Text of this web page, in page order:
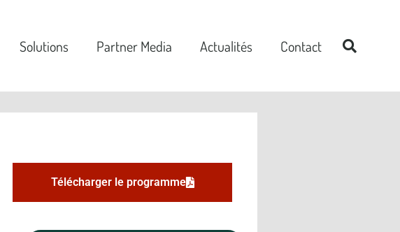
Solutions Partner Media Actualités Contact
Télécharger le programme